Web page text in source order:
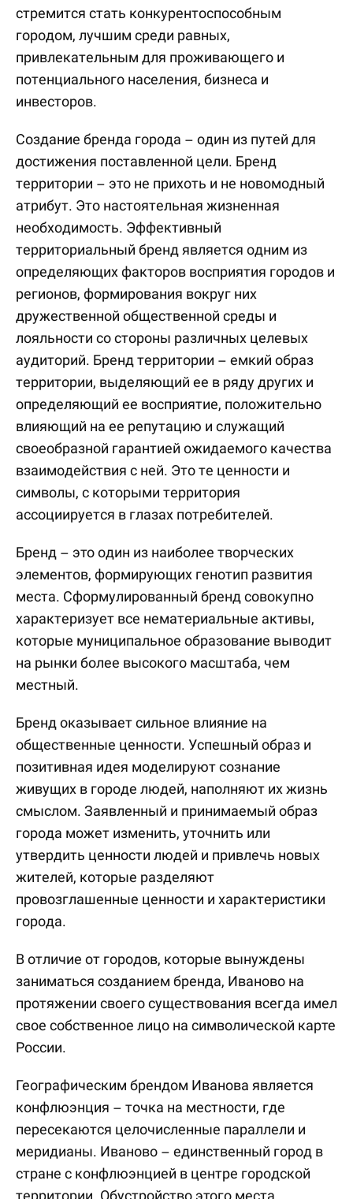
стремится стать конкурентоспособным
городом, лучшим среди равных,
привлекательным для проживающего и
потенциального населения, бизнеса и
инвесторов.
Создание бренда города – один из путей для
достижения поставленной цели. Бренд
территории – это не прихоть и не новомодный
атрибут. Это настоятельная жизненная
необходимость. Эффективный
территориальный бренд является одним из
определяющих факторов восприятия городов и
регионов, формирования вокруг них
дружественной общественной среды и
лояльности со стороны различных целевых
аудиторий. Бренд территории – емкий образ
территории, выделяющий ее в ряду других и
определяющий ее восприятие, положительно
влияющий на ее репутацию и служащий
своеобразной гарантией ожидаемого качества
взаимодействия с ней. Это те ценности и
символы, с которыми территория
ассоциируется в глазах потребителей.
Бренд – это один из наиболее творческих
элементов, формирующих генотип развития
места. Сформулированный бренд совокупно
характеризует все нематериальные активы,
которые муниципальное образование выводит
на рынки более высокого масштаба, чем
местный.
Бренд оказывает сильное влияние на
общественные ценности. Успешный образ и
позитивная идея моделируют сознание
живущих в городе людей, наполняют их жизнь
смыслом. Заявленный и принимаемый образ
города может изменить, уточнить или
утвердить ценности людей и привлечь новых
жителей, которые разделяют
провозглашенные ценности и характеристики
города.
В отличие от городов, которые вынуждены
заниматься созданием бренда, Иваново на
протяжении своего существования всегда имел
свое собственное лицо на символической карте
России.
Географическим брендом Иванова является
конфлюэнция – точка на местности, где
пересекаются целочисленные параллели и
меридианы. Иваново – единственный город в
стране с конфлюэнцией в центре городской
территории. Обустройство этого места,